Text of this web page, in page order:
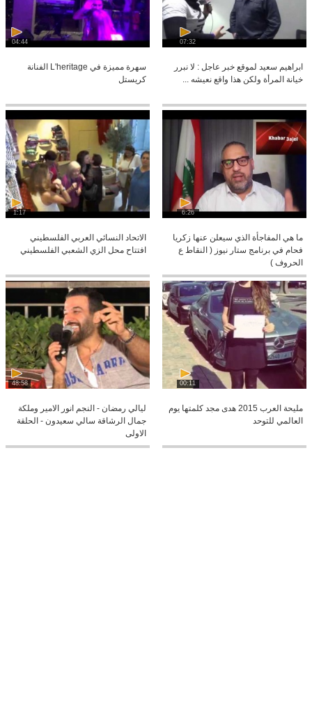
07:32
ابراهيم سعيد لموقع خبر عاجل : لا نبرر
خيانة المرأة ولكن هذا واقع نعيشه ...
04:44
سهرة مميزة في L'heritage الفنانة
كريستل
6:26
ما هي المفاجأة الذي سيعلن عنها زكريا
فحام في برنامج ستار نيوز ( النقاط ع
الحروف )
1:17
الاتحاد النسائي العربي الفلسطيني
افتتاح محل الزي الشعبي الفلسطيني
00:11
مليحة العرب 2015 هدى مجد كلمتها يوم
العالمي للتوحد
48:58
ليالي رمضان - النجم انور الامير وملكة
جمال الرشاقة سالي سعيدون - الحلقة
الاولى